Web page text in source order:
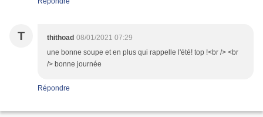
T thithoad 08/01/2021 07:29
une bonne soupe et en plus qui rappelle l'été! top !<br /> <br
/> bonne journée
Répondre